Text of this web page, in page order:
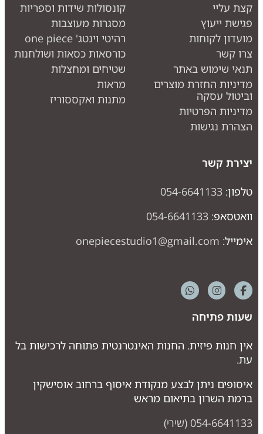
עליי
ייעוץ
לקוחות
קשר
שימוש באתר
החזרת מוצרים
עסקה
הפרטיות
נגישות
קונסולות שידות וספריות
מסגרות מעוצבות
רהיטי וינטג' one piece
כורסאות כסאות ושולחנות
שטיחים ומחצלות
מראות
מתנות ואקססוריז
קשר
054-6641133
054-6641133
onepiecestudio1@gmail.com
פתיחה
חנות פיזית. החנות האינטרנטית פתוחה לרכישות בל
ניתן לבצע מנקודת איסוף ברחוב אוסישקין
השרון בתיאום מראש
6641133 (שירי)